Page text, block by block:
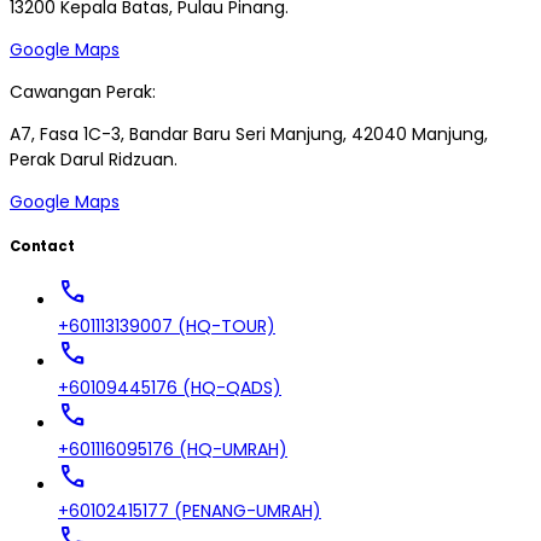
13200 Kepala Batas, Pulau Pinang.
Google Maps
Cawangan Perak:
A7, Fasa 1C-3, Bandar Baru Seri Manjung, 42040 Manjung,
Perak Darul Ridzuan.
Google Maps
Contact
call
+601113139007 (HQ-TOUR)
call
+60109445176 (HQ-QADS)
call
+601116095176 (HQ-UMRAH)
call
+60102415177 (PENANG-UMRAH)